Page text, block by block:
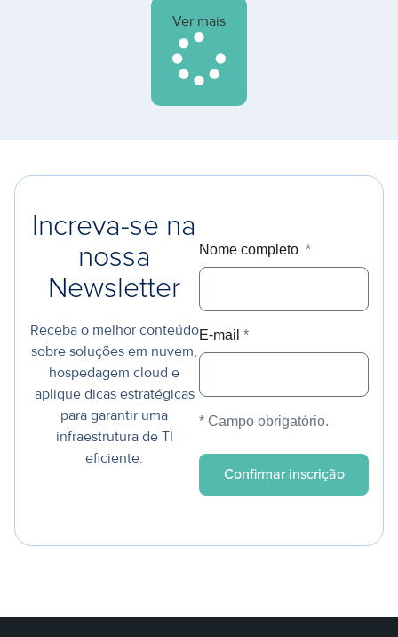
Ver mais
Increva-se na
nossa
Newsletter
Receba o melhor conteúdo
sobre soluções em nuvem,
hospedagem cloud e
aplique dicas estratégicas
para garantir uma
infraestrutura de TI
eficiente.
Nome completo *
E-mail *
* Campo obrigatório.